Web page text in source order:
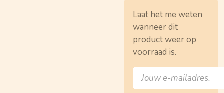
Laat het me weten
wanneer dit
product weer op
voorraad is.